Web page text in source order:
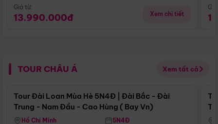
Giá từ:
13.990.000đ Xem chi tiết
TOUR CHÂU Á Xem tất cả
Điểm nổi bật
Tour Đài Loan Mùa Hè 5N4Đ | Đài Bắc - Đài
Trung - Nam Đầu - Cao Hùng ( Bay Vn)
Hồ Chí Minh 5N4Đ